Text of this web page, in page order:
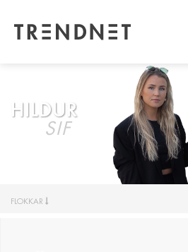
HILDUR
SIF
FLOKKAR